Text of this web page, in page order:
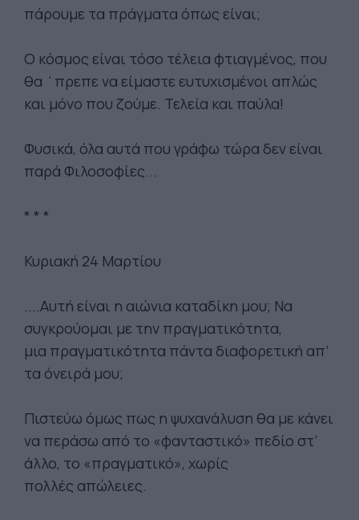
πάρουμε τα πράγματα όπως είναι;
Ο κόσμος είναι τόσο τέλεια φτιαγμένος, που
θα ΄πρεπε να είμαστε ευτυχισμένοι απλώς
και μόνο που ζούμε. Τελεία και παύλα!
Φυσικά, όλα αυτά που γράφω τώρα δεν είναι
παρά Φιλοσοφίες...
* * *
Κυριακή 24 Μαρτίου
....Αυτή είναι η αιώνια καταδίκη μου; Να
συγκρούομαι με την πραγματικότητα,
μια πραγματικότητα πάντα διαφορετική απ’
τα όνειρά μου;
Πιστεύω όμως πως η ψυχανάλυση θα με κάνει
να περάσω από το «φανταστικό» πεδίο στ’
άλλο, το «πραγματικό», χωρίς
πολλές απώλειες.